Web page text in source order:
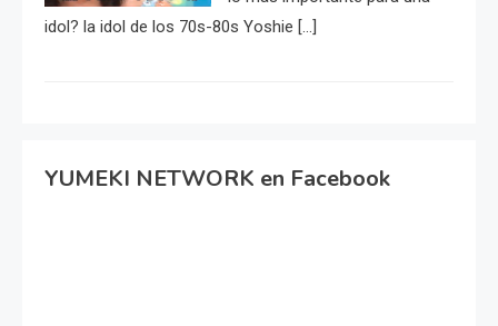
idol? la idol de los 70s-80s Yoshie […]
YUMEKI NETWORK en Facebook